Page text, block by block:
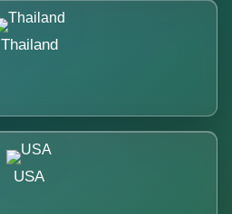
Thailand
USA